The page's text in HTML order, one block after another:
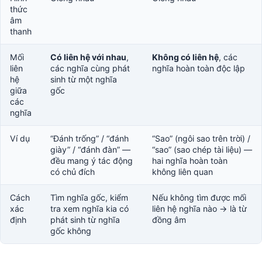
thức
âm
thanh
Mối
liên
hệ
giữa
các
nghĩa
Có liên hệ với nhau,
các nghĩa cùng phát
sinh từ một nghĩa
gốc
Không có liên hệ, các
nghĩa hoàn toàn độc lập
Ví dụ
“Đánh trống” / “đánh
giày” / “đánh đàn” —
đều mang ý tác động
có chủ đích
“Sao” (ngôi sao trên trời) /
“sao” (sao chép tài liệu) —
hai nghĩa hoàn toàn
không liên quan
Cách
xác
định
Tìm nghĩa gốc, kiểm
tra xem nghĩa kia có
phát sinh từ nghĩa
gốc không
Nếu không tìm được mối
liên hệ nghĩa nào → là từ
đồng âm